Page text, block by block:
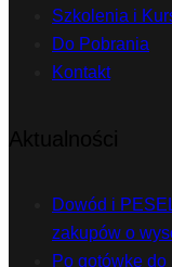
Szkolenia i
Do Pobrania
Kontakt
Dowód i
zakupów o
Po gotówkę